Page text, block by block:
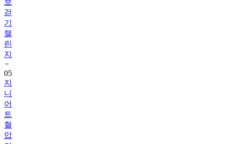
기
챌
린
지
05
지
니
어
트
혈
압
기
록